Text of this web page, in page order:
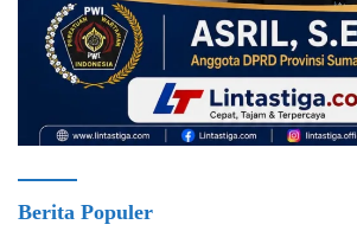
Berita Populer